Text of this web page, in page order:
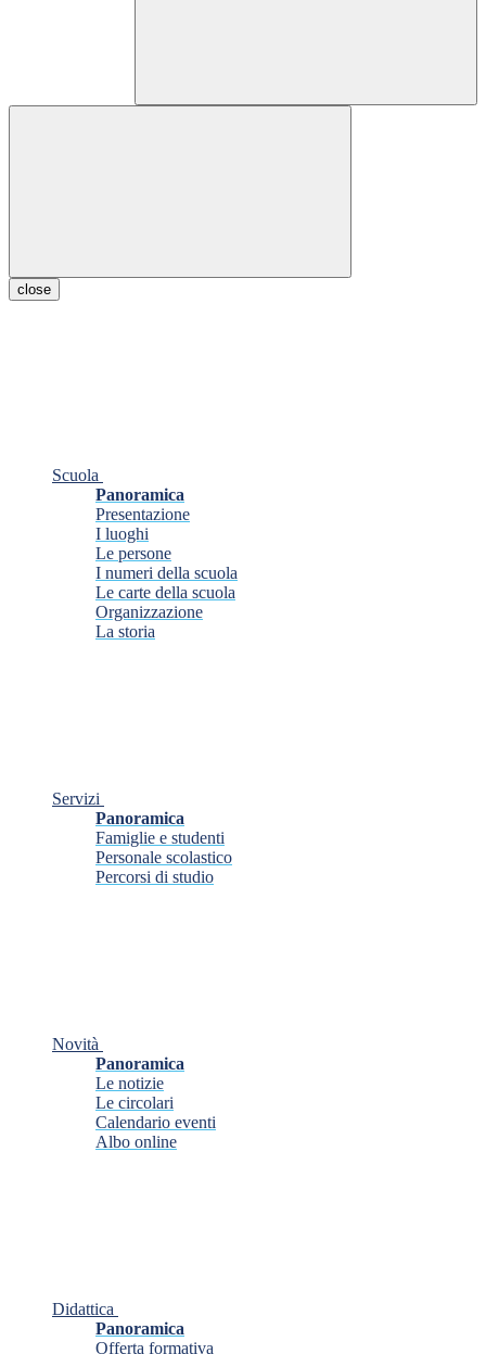
close
Scuola
Panoramica
Presentazione
I luoghi
Le persone
I numeri della scuola
Le carte della scuola
Organizzazione
La storia
Servizi
Panoramica
Famiglie e studenti
Personale scolastico
Percorsi di studio
Novità
Panoramica
Le notizie
Le circolari
Calendario eventi
Albo online
Didattica
Panoramica
Offerta formativa